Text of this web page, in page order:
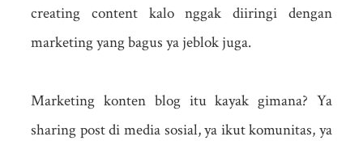
creating content kalo nggak diiringi dengan
marketing yang bagus ya jeblok juga.
Marketing konten blog itu kayak gimana? Ya
sharing post di media sosial, ya ikut komunitas, ya